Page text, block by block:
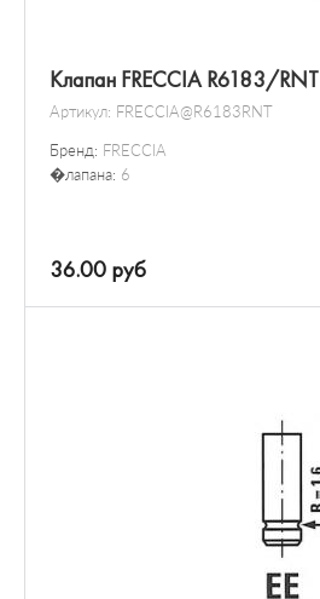
Клапан FRECCIA R6183/RNT
Артикул: FRECCIA@R6183RNT
Бренд: FRECCIA
�лапана: 6
36.00 руб